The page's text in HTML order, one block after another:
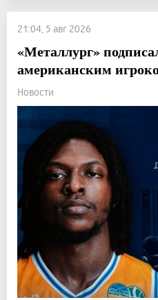
21:04, 5 авг 2026
«Металлург»
американским
Новости